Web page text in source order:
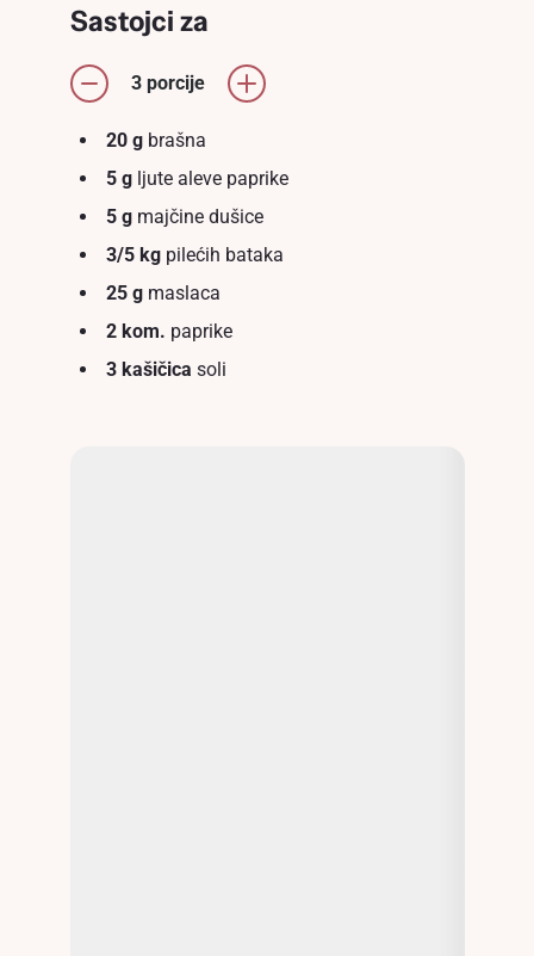
Sastojci za
3 porcije
20 gbrašna
5 gljute aleve paprike
5 gmajčine dušice
3/5 kgpilećih bataka
25 gmaslaca
2 kom. paprike
3 kašičica soli